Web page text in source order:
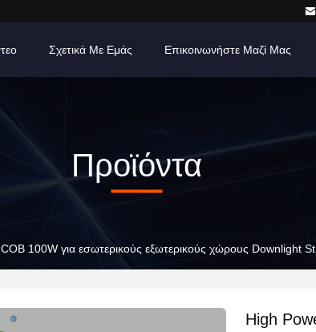
Σχετικά Με Εμάς Επικοινωνήστε Μαζί Μας
Προϊόντα
100W για εσωτερικούς εξωτερικούς χώρους Downlight
High